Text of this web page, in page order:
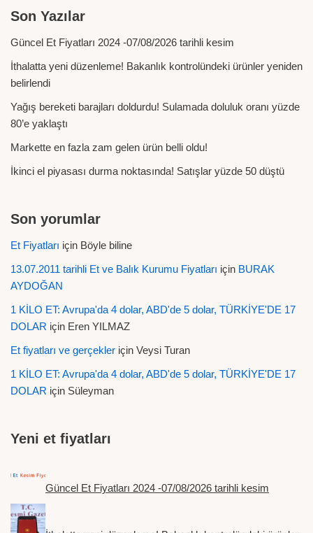
Son Yazılar
Güncel Et Fiyatları 2024 -07/08/2026 tarihli kesim
İthalatta yeni düzenleme! Bakanlık kontrolündeki ürünler yeniden
belirlendi
Yağış bereketi barajları doldurdu! Sulamada doluluk oranı yüzde
80’e yaklaştı
Markette en fazla zam gelen ürün belli oldu!
İkinci el piyasası durma noktasında! Satışlar yüzde 50 düştü
Son yorumlar
Et Fiyatları için Böyle biline
13.07.2011 tarihli Et ve Balık Kurumu Fiyatları için BURAK
AYDOĞAN
1 KİLO ET: Avrupa'da 4 dolar, ABD'de 5 dolar, TÜRKİYE'DE 17
DOLAR için Eren YILMAZ
Et fiyatları ve gerçekler için Veysi Turan
1 KİLO ET: Avrupa'da 4 dolar, ABD'de 5 dolar, TÜRKİYE'DE 17
DOLAR için Süleyman
Yeni et fiyatları
Güncel Et Fiyatları 2024 -07/08/2026 tarihli kesim